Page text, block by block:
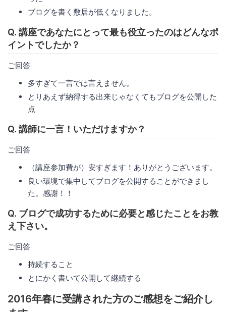
ブログを書く敷居が低くなりました。
Q. 講座であなたにとって最も役立ったのはどんなポ
イントでしたか？
ご回答
多すぎて一言では言えません。
とりあえず納得する出来じゃなくてもブログを公開した
点
Q. 講師に一言！いただけますか？
ご回答
（講座参加費が）安すぎます！ありがとうございます。
良い環境で集中してブログを公開することができまし
た。感謝！！
Q. ブログで成功するために必要と感じたことをお教
え下さい。
ご回答
持続すること
とにかく書いて公開して継続する
2016年春に受講された方のご感想をご紹介し